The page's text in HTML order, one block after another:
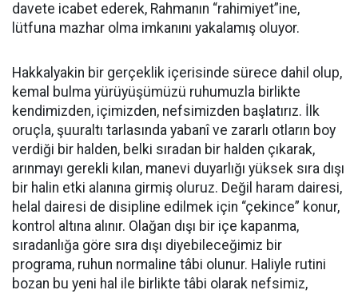
davete icabet ederek, Rahmanın “rahimiyet”ine,
lütfuna mazhar olma imkanını yakalamış oluyor.
Hakkalyakin bir gerçeklik içerisinde sürece dahil olup,
kemal bulma yürüyüşümüzü ruhumuzla birlikte
kendimizden, içimizden, nefsimizden başlatırız. İlk
oruçla, şuuraltı tarlasında yabanî ve zararlı otların boy
verdiği bir halden, belki sıradan bir halden çıkarak,
arınmayı gerekli kılan, manevi duyarlığı yüksek sıra dışı
bir halin etki alanına girmiş oluruz. Değil haram dairesi,
helal dairesi de disipline edilmek için “çekince” konur,
kontrol altına alınır. Olağan dışı bir içe kapanma,
sıradanlığa göre sıra dışı diyebileceğimiz bir
programa, ruhun normaline tâbi olunur. Haliyle rutini
bozan bu yeni hal ile birlikte tâbi olarak nefsimiz,